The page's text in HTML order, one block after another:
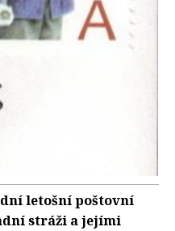
letošní poštovní
stráži a jejími